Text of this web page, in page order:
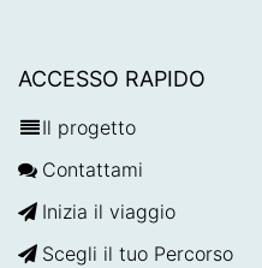
ACCESSO RAPIDO
Il progetto
Contattami
Inizia il viaggio
Scegli il tuo Percorso